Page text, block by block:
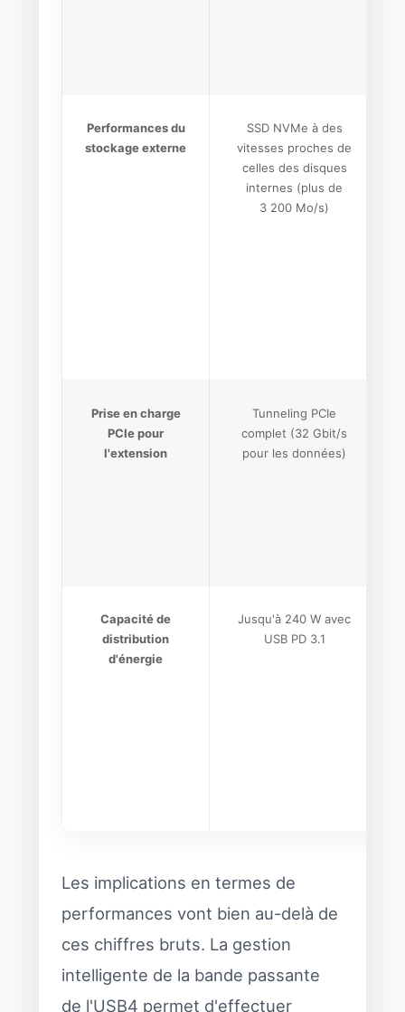
Performances du
stockage externe
SSD NVMe à des
vitesses proches de
celles des disques
internes (plus de
3 200 Mo/s)
Prise en charge
PCIe pour
l'extension
Tunneling PCIe
complet (32 Gbit/s
pour les données)
Capacité de
distribution
d'énergie
Jusqu'à 240 W avec
USB PD 3.1
Les implications en termes de
performances vont bien au-delà de
ces chiffres bruts. La gestion
intelligente de la bande passante
de l'USB4 permet d'effectuer